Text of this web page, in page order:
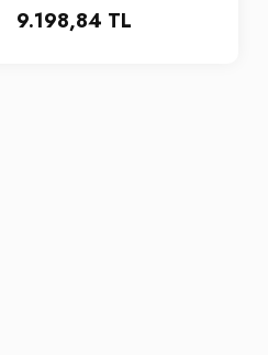
9.198,84 TL